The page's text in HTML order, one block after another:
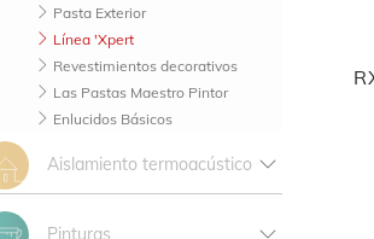
Pasta Exterior
Línea 'Xpert
Revestimientos decorativos
Las Pastas Maestro Pintor
Enlucidos Básicos
Aislamiento termoacústico
Pinturas